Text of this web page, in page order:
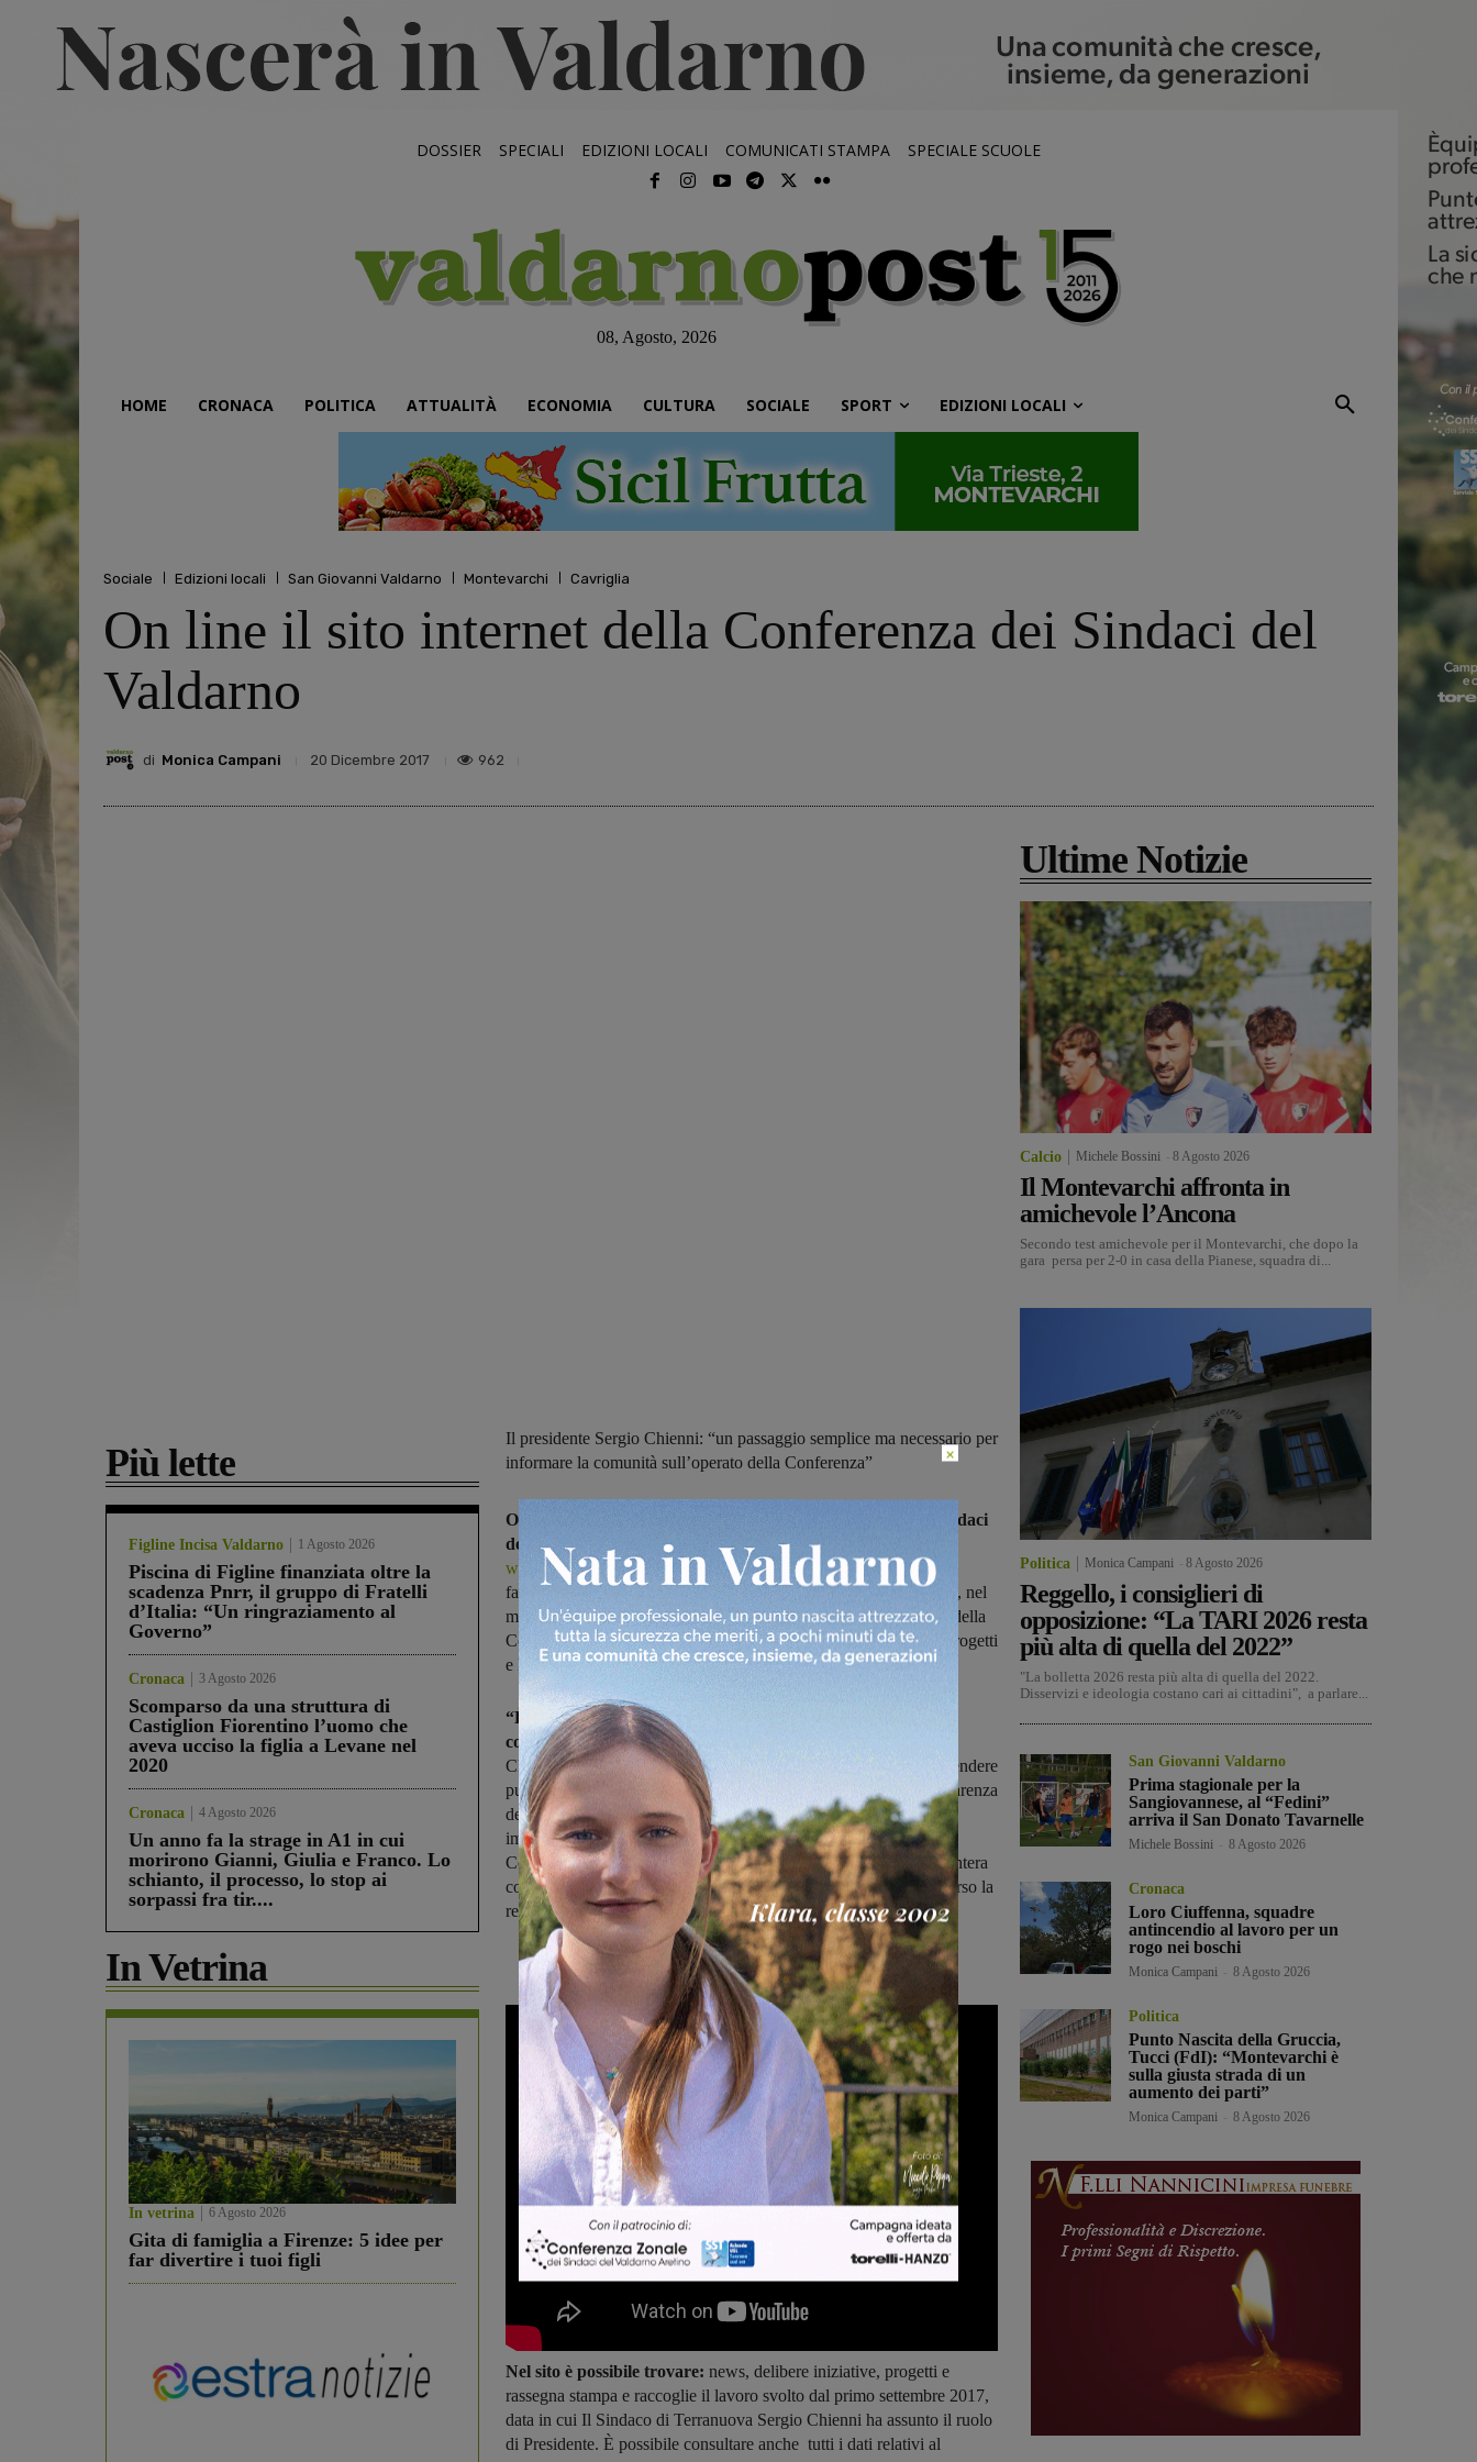
DOSSIER SPECIALI EDIZIONI LOCALI COMUNICATI STAMPA SPECIALE SCUOLE
08, Agosto, 2026
HOME CRONACA POLITICA ATTUALITÀ ECONOMIA CULTURA SOCIALE SPORT EDIZIONI LOCALI
Sociale Edizioni locali San Giovanni Valdarno Montevarchi Cavriglia
On line il sito internet della Conferenza dei Sindaci del
Valdarno
di Monica Campani 20 Dicembre 2017 962
Più lette
Figline Incisa Valdarno 1 Agosto 2026
Piscina di Figline finanziata oltre la
scadenza Pnrr, il gruppo di Fratelli
d’Italia: “Un ringraziamento al
Governo”
Cronaca 3 Agosto 2026
Scomparso da una struttura di
Castiglion Fiorentino l’uomo che
aveva ucciso la figlia a Levane nel
2020
Cronaca 4 Agosto 2026
Un anno fa la strage in A1 in cui
morirono Gianni, Giulia e Franco. Lo
schianto, il processo, lo stop ai
sorpassi fra tir....
In Vetrina
In vetrina 6 Agosto 2026
Gita di famiglia a Firenze: 5 idee per
far divertire i tuoi figli
Il presidente Sergio Chienni: “un passaggio semplice ma necessario per
informare la comunità sull’operato della Conferenza”
On line il nuovo sito internet della Conferenza Zonale dei Sindaci
del Valdarno, consultabile all’indirizzo
www.conferenzasindacivaldarno.it. Si tratta di uno strumento
facilmente fruibile nei suoi contenuti nato per restituire ai cittadini, nel
massimo della trasparenza, le decisioni assunte durante le sedute della
Conferenza. All’interno è possibile trovare gli atti deliberativi, i progetti
e le iniziative promosse dall’organo zonale.
“È un passaggio semplice ma necessario per informare la
comunità sull’operato della Conferenza
Chienni. Abbiamo deciso, congiuntamente agli altri colleghi, di rendere
pubblici azioni e progetti promossi non solo per garantire la trasparenza
degli atti ma anche per rendere chiari i settori su cui l’organo è
impegnato ad agire. Le tematiche sociali e sanitarie di cui la
Conferenza si occupa – ha aggiunto il Presidente – riguardano l’intera
collettività del Valdarno aretino ed è giusto darne visibilità attraverso la
rete”.
Nel sito è possibile trovare: news, delibere iniziative, progetti e
rassegna stampa e raccoglie il lavoro svolto dal primo settembre 2017,
data in cui Il Sindaco di Terranuova Sergio Chienni ha assunto il ruolo
di Presidente. È possibile consultare anche tutti i dati relativi al
Ultime Notizie
Calcio Michele Bossini 8 Agosto 2026
Il Montevarchi affronta in
amichevole l’Ancona
Secondo test amichevole per il Montevarchi, che dopo la
gara persa per 2-0 in casa della Pianese, squadra di...
Politica Monica Campani 8 Agosto 2026
Reggello, i consiglieri di
opposizione: “La TARI 2026 resta
più alta di quella del 2022”
"La bolletta 2026 resta più alta di quella del 2022.
Disservizi e ideologia costano cari ai cittadini", a parlare...
San Giovanni Valdarno
Prima stagionale per la
Sangiovannese, al “Fedini”
arriva il San Donato Tavarnelle
Michele Bossini 8 Agosto 2026
Cronaca
Loro Ciuffenna, squadre
antincendio al lavoro per un
rogo nei boschi
Monica Campani 8 Agosto 2026
Politica
Punto Nascita della Gruccia,
Tucci (FdI): “Montevarchi è
sulla giusta strada di un
aumento dei parti”
Monica Campani 8 Agosto 2026
×